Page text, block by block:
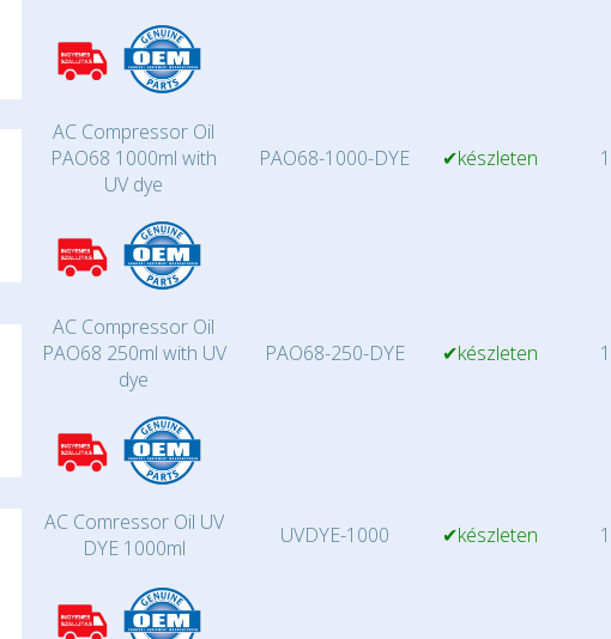
AC Compressor Oil
PAO68 1000ml with
UV dye
PAO68-1000-DYE ✔készleten
AC Compressor Oil
PAO68 250ml with UV
dye
PAO68-250-DYE ✔készleten
AC Comressor Oil UV
DYE 1000ml
UVDYE-1000 ✔készleten